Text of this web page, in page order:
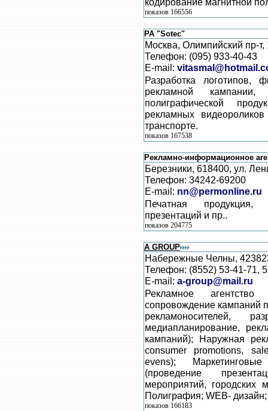
показов 166556
РА "Sotec"
Москва, Олимпийский пр-т,
Телефон: (095) 933-40-43
E-mail:
Разработка логотипов,
рекламной
полиграфической
рекламных
транспорте.
показов 167538
Рекламно-информационное
Березники, 618400, ул.
Телефон: 34242-69200
E-mail: nn@permonline.ru
Печатная
презентаций и пр..
показов 204775
A GROUP
Набережные Челны,
Телефон: (8552) 53-41-71,
E-mail: a-group@mail.ru
Рекламное
сопровождение кампаний
рекламоносителей,
медиапланирование,
кампаний); Наружная
consumer promotions,
evens);
(проведение
мероприятий, городских
Полиграфия; WEB-
показов 166183